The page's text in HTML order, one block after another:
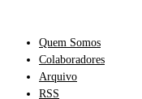
Quem Somos
Colaboradores
Arquivo
RSS